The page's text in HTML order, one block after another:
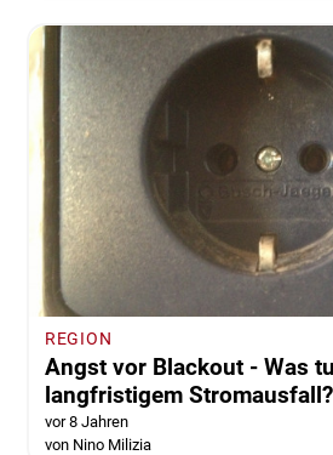
REGION
Angst vor Blackout - Was
langfristigem Stromausfall?
vor 8 Jahren
von Nino Milizia